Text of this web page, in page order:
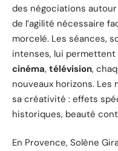
des négociations
de l’agilité nécessaire
morcelé. Les séances,
intenses, lui
cinéma, télévision,
nouveaux horizons.
sa créativité : effets
historiques, beauté
En Provence, Solène